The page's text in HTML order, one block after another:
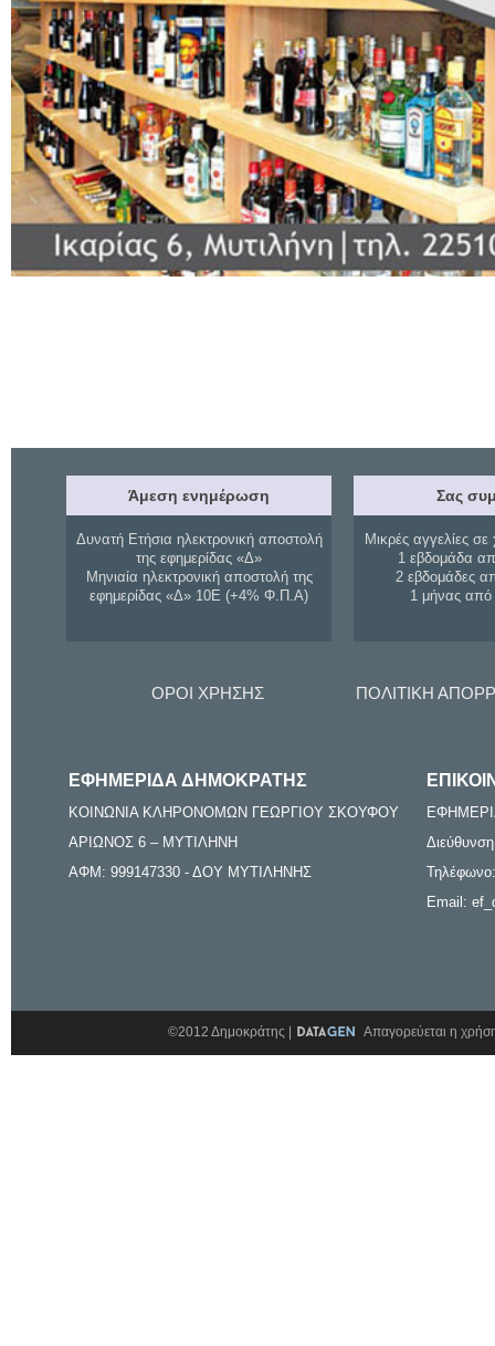
Άμεση ενημέρωση
Δυνατή Ετήσια ηλεκτρονική αποστολή
της εφημερίδας «Δ»
Μηνιαία ηλεκτρονική αποστολή της
εφημερίδας «Δ» 10Ε (+4% Φ.Π.Α)
Σας
Μικρές αγγελίες σε
1 εβδομάδα
2 εβδομάδες
1 μήνας
ΟΡΟΙ ΧΡΗΣΗΣ ΠΟΛΙΤΙΚΗ
ΕΦΗΜΕΡΙΔΑ ΔΗΜΟΚΡΑΤΗΣ
ΚΟΙΝΩΝΙΑ ΚΛΗΡΟΝΟΜΩΝ ΓΕΩΡΓΙΟΥ ΣΚΟΥΦΟΥ
ΑΡΙΩΝΟΣ 6 – ΜΥΤΙΛΗΝΗ
ΑΦΜ: 999147330 - ΔΟΥ ΜΥΤΙΛΗΝΗΣ
Email:
©2012 Δημοκράτης | Απαγορεύεται η